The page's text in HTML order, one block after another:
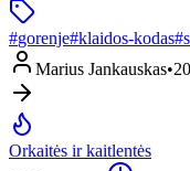
#gorenje#klaidos-kodas#
Marius Jankauskas•
Orkaitės ir kaitlentės